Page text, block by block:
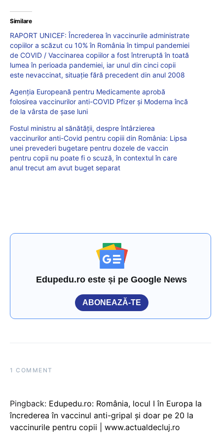
Similare
RAPORT UNICEF: Încrederea în vaccinurile administrate
copiilor a scăzut cu 10% în România în timpul pandemiei
de COVID / Vaccinarea copiilor a fost întreruptă în toată
lumea în perioada pandemiei, iar unul din cinci copii
este nevaccinat, situație fără precedent din anul 2008
Agenţia Europeană pentru Medicamente aprobă
folosirea vaccinurilor anti-COVID Pfizer și Moderna încă
de la vârsta de șase luni
Fostul ministru al sănătății, despre întârzierea
vaccinurilor anti-Covid pentru copiii din România: Lipsa
unei prevederi bugetare pentru dozele de vaccin
pentru copii nu poate fi o scuză, în contextul în care
anul trecut am avut buget separat
Edupedu.ro este și pe Google News
ABONEAZĂ-TE
1 COMMENT
Pingback: Edupedu.ro: România, locul I în Europa la
încrederea în vaccinul anti-gripal și doar pe 20 la
vaccinurile pentru copii | www.actualdecluj.ro